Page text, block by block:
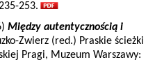
253.
Między autentycznością i
Zwierz (red.) Praskie ścieżki
Pragi, Muzeum Warszawy: